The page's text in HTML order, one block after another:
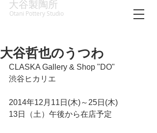
大谷製陶所
Otani Pottery Studio
大谷哲也のうつわ
CLASKA Gallery & Shop "DO"
渋谷ヒカリエ
2014年12月11日(木)～25日(木)
13日（土）午後から在店予定